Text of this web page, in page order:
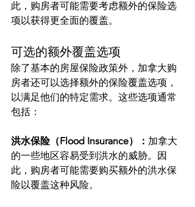
此，购房者可能需要考虑额外的保险选
项以获得更全面的覆盖。
可选的额外覆盖选项
除了基本的房屋保险政策外，加拿大购
房者还可以选择额外的保险覆盖选项，
以满足他们的特定需求。这些选项通常
包括：
洪水保险（Flood Insurance）： 加拿大
的一些地区容易受到洪水的威胁。因
此，购房者可能需要购买额外的洪水保
险以覆盖这种风险。